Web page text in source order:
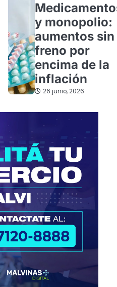
y monopolio:
aumentos sin
freno por
encima de la
inflación
26 junio, 2026